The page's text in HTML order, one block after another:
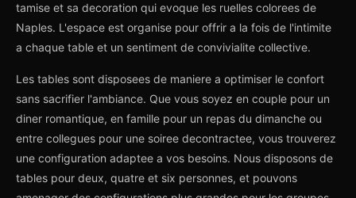
tamise et sa decoration qui evoque les ruelles colorees de
Naples. L'espace est organise pour offrir a la fois de l'intimite
a chaque table et un sentiment de convivialite collective.
Les tables sont disposees de maniere a optimiser le confort
sans sacrifier l'ambiance. Que vous soyez en couple pour un
diner romantique, en famille pour un repas du dimanche ou
entre collegues pour une soiree decontractee, vous trouverez
une configuration adaptee a vos besoins. Nous disposons de
tables pour deux, quatre et six personnes, et pouvons